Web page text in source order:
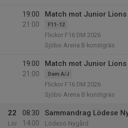
19:00
21:00
Match mot Junior Lions
F11-12
Flickor F16 DM 2026
Sjöbo Arena B konstgräs
19:00
21:00
Match mot Junior Lions
Dam A/J
Flickor F16 DM 2026
Sjöbo Arena B konstgräs
22
Lör
08:30
14:00
Sammandrag Lödese
Lödesö Nygård